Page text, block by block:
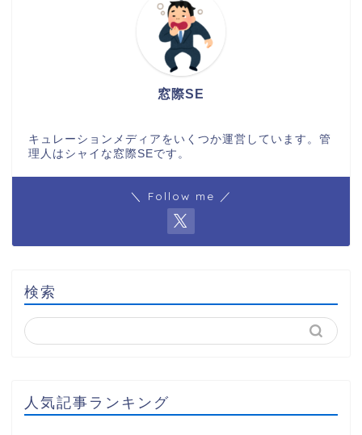
窓際SE
キュレーションメディアをいくつか運営しています。管
理人はシャイな窓際SEです。
＼ Follow me ／
検索
人気記事ランキング